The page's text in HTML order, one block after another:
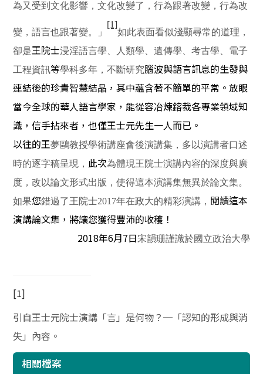
為又受到文化影響，文化改變了，行為跟著改變，行為改
變，語言也跟著變。」
[1]
如此表面看似淺顯尋常的道理，
卻是王院士浸淫語言學、人類學、遺傳學、考古學、電子
工程資訊等學科多年，不斷研究腦波與語言訊息的生發與
連結後的珍貴智慧結晶，其中蘊含著不簡單的平常。放眼
當今全球的華人語言學家，能從容冶煉鎔裁各專業領域知
識，信手拈來者，也僅王士元先生一人而已。
以往的王夢鷗教授學術講座會後演講集，多以演講者口述
時的逐字稿呈現， 此次為體現王院士演講內容的深度與廣
度，改以論文形式出版，使得這本演講集無異於論文集。
如果您錯過了王院士2017年在政大的精彩演講， 閱讀這本
演講論文集，將讓您獲得豐沛的收穫！
2018年6月7日宋韻珊謹識於國立政治大學
[1]
引自王士元院士演講 「言」是何物？─「認知的形成與消
失」內容。
相關檔案